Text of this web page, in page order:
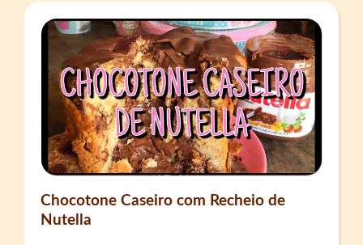
Chocotone Caseiro com Recheio de
Nutella